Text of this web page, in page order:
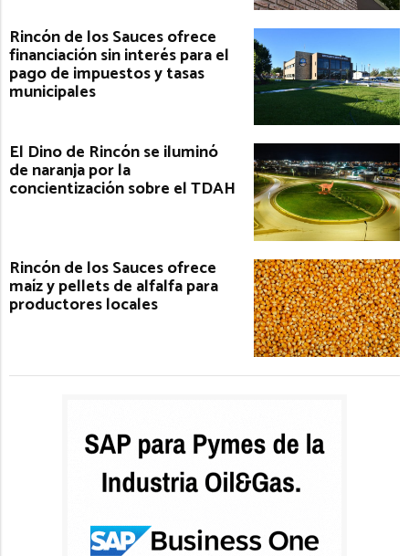
Rincón de los Sauces ofrece
financiación sin interés para el
pago de impuestos y tasas
municipales
El Dino de Rincón se iluminó
de naranja por la
concientización sobre el TDAH
Rincón de los Sauces ofrece
maíz y pellets de alfalfa para
productores locales